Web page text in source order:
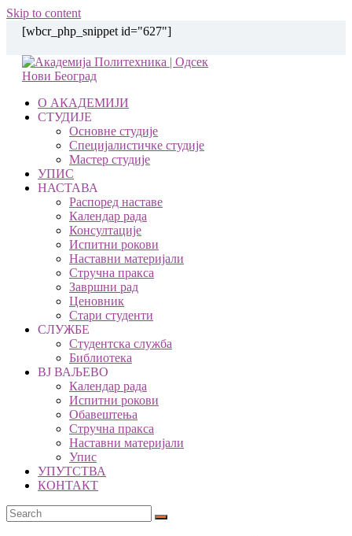
Skip to content
[wbcr_php_snippet id="627"]
О АКАДЕМИЈИ
СТУДИЈЕ
Основне студије
Специјалистичке студије
Мастер студије
УПИС
НАСТАВА
Распоред наставе
Календар рада
Консултације
Испитни рокови
Наставни материјали
Стручна пракса
Завршни рад
Ценовник
Стари студенти
СЛУЖБЕ
Студентска служба
Библиотека
ВЈ ВАЉЕВО
Календар рада
Испитни рокови
Обавештења
Стручна пракса
Наставни материјали
Упис
УПУТСТВА
КОНТАКТ